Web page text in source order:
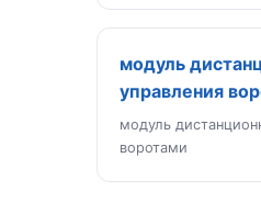
модуль
управления
модуль
воротами